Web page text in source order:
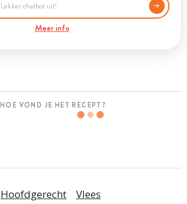
Meer info
HOE VOND JE HET RECEPT?
Hoofdgerecht Vlees